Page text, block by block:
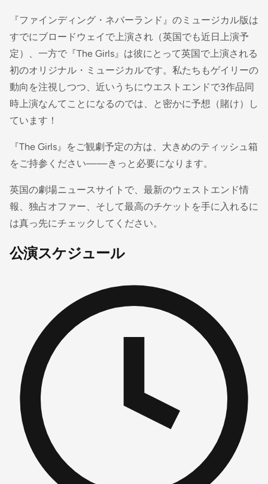
『ファインディング・ネバーランド』のミュージカル版は
すでにブロードウェイで上演され（英国でも近日上演予
定）、一方で『The Girls』は彼にとって英国で上演される
初のオリジナル・ミュージカルです。私たちもゲイリーの
動向を注視しつつ、近いうちにウエストエンドで3作品同
時上演なんてことになるのでは、と密かに予想（賭け）し
ています！
『The Girls』をご観劇予定の方は、大きめのティッシュ箱
をご持参ください——きっと必要になります。
英国の劇場ニュースサイトで、最新のウェストエンド情
報、独占オファー、そして最高のチケットを手に入れるに
は真っ先にチェックしてください。
公演スケジュール